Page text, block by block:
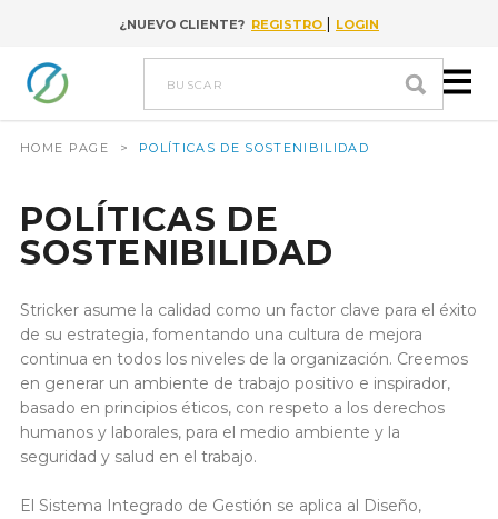
Go to content¿NUEVO CLIENTE? REGISTRO | LOGIN
buscar
HOME PAGE > POLÍTICAS DE SOSTENIBILIDAD
POLÍTICAS DE
SOSTENIBILIDAD
Stricker asume la calidad como un factor clave para el éxito
de su estrategia, fomentando una cultura de mejora
continua en todos los niveles de la organización. Creemos
en generar un ambiente de trabajo positivo e inspirador,
basado en principios éticos, con respeto a los derechos
humanos y laborales, para el medio ambiente y la
seguridad y salud en el trabajo.
El Sistema Integrado de Gestión se aplica al Diseño,